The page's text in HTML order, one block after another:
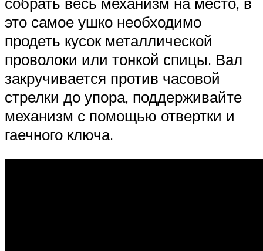
это самое ушко необходимо
продеть кусок металлической
проволоки или тонкой спицы. Вал
закручивается против часовой
стрелки до упора, поддерживайте
механизм с помощью отвертки и
гаечного ключа.